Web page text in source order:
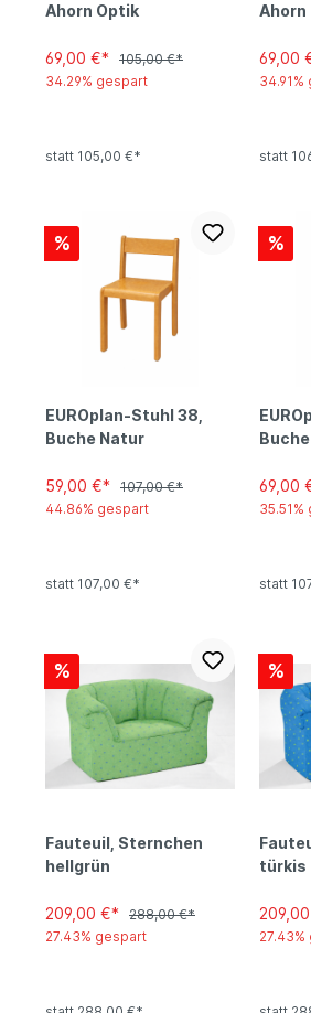
Ahorn Optik
69,00 €*
105,00 €*
34.29% gespart
statt 105,00 €*
Ahorn
69,00
statt
%
EUROplan-Stuhl 38,
Buche Natur
59,00 €*
107,00 €*
44.86% gespart
statt 107,00 €*
%
69,00
statt
%
Fauteuil, Sternchen
hellgrün
209,00 €*
288,00 €*
27.43% gespart
%
türkis